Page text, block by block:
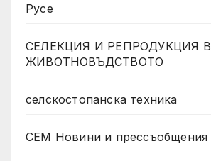
Русе
СЕЛЕКЦИЯ И РЕПРОДУКЦИЯ В
ЖИВОТНОВЪДСТВОТО
селскостопанска техника
СЕМ Новини и прессъобщения